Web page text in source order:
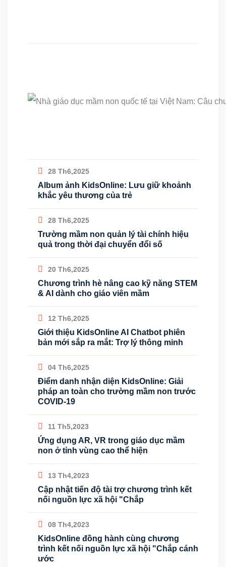
28 Th6,2025
Album ảnh KidsOnline: Lưu giữ khoảnh
khắc yêu thương của trẻ
28 Th6,2025
Trường mầm non quản lý tài chính hiệu
quả trong thời đại chuyển đổi số
20 Th6,2025
Chương trình hè nâng cao kỹ năng STEM
& AI dành cho giáo viên mầm
12 Th6,2025
Giới thiệu KidsOnline AI Chatbot phiên
bản mới sắp ra mắt: Trợ lý thông minh
04 Th6,2025
Điểm danh nhận diện KidsOnline: Giải
pháp an toàn cho trường mầm non trước
COVID-19
11 Th5,2023
Ứng dụng AR, VR trong giáo dục mầm
non ở tỉnh vùng cao thể hiện
13 Th4,2023
Cập nhật tiến độ tài trợ chương trình kết
nối nguồn lực xã hội "Chắp
08 Th4,2023
KidsOnline đồng hành cùng chương
trình kết nối nguồn lực xã hội "Chắp cánh
ước